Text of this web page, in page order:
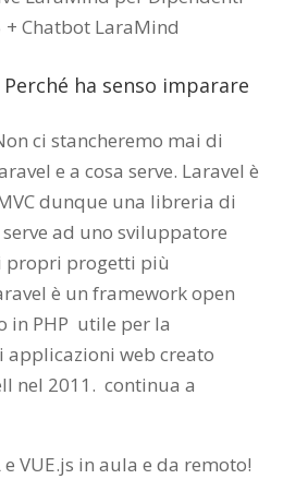
+ Chatbot LaraMind
Perché ha senso imparare
ci stancheremo mai di
e a cosa serve. Laravel è
dunque una libreria di
serve ad uno sviluppatore
propri progetti più
è un framework open
in PHP utile per la
applicazioni web creato
nel 2011. continua a
e VUE.js in aula e da remoto!